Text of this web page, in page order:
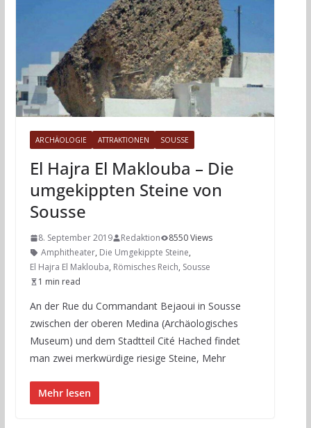
ARCHÄOLOGIE ATTRAKTIONEN SOUSSE
El Hajra El Maklouba – Die
umgekippten Steine von
Sousse
8. September 2019 Redaktion
8550 Views
Amphitheater, Die Umgekippte Steine,
El Hajra El Maklouba, Römisches Reich, Sousse
1 min read
An der Rue du Commandant Bejaoui in Sousse
zwischen der oberen Medina (Archäologisches
Museum) und dem Stadtteil Cité Hached findet
man zwei merkwürdige riesige Steine, Mehr
Mehr lesen